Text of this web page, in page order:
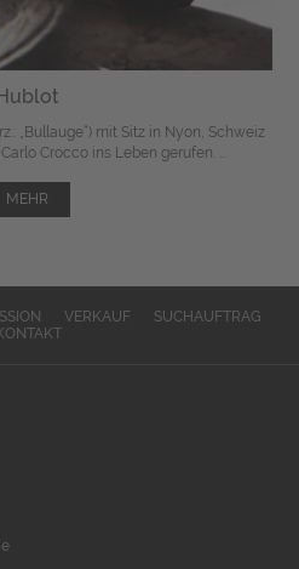
„Bullauge“) mit Sitz in Nyon, Schweiz
Crocco ins Leben gerufen. ...
MEHR
VERKAUF
SUCHAUFTRAG